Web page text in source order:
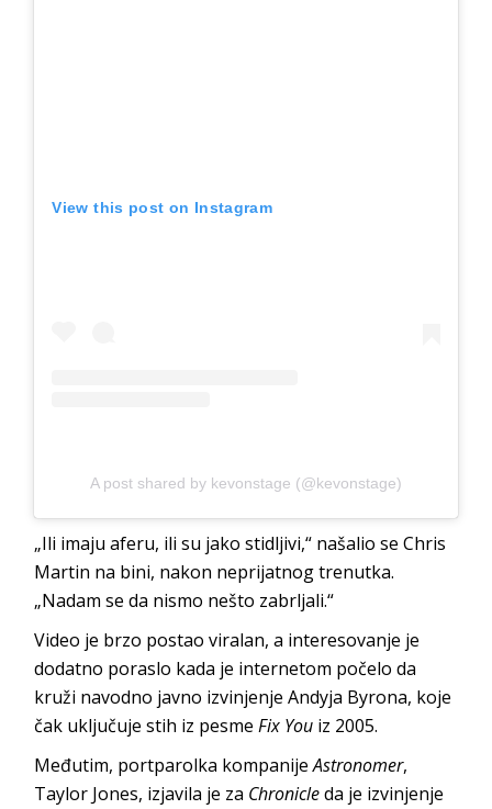
View this post on Instagram
A post shared by kevonstage (@kevonstage)
„Ili imaju aferu, ili su jako stidljivi,“ našalio se Chris
Martin na bini, nakon neprijatnog trenutka.
„Nadam se da nismo nešto zabrljali.“
Video je brzo postao viralan, a interesovanje je
dodatno poraslo kada je internetom počelo da
kruži navodno javno izvinjenje Andyja Byrona, koje
čak uključuje stih iz pesmeFix You iz 2005.
Međutim, portparolka kompanijeAstronomer,
Taylor Jones, izjavila je za Chronicleda je izvinjenje